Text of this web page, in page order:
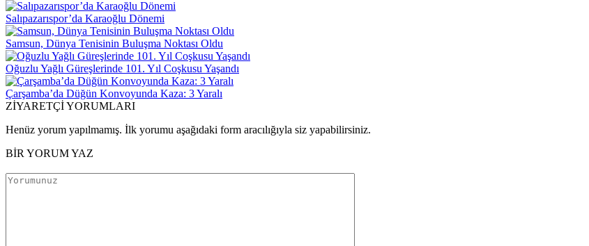
Salıpazarıspor’da Karaoğlu Dönemi
Samsun, Dünya Tenisinin Buluşma Noktası Oldu
Oğuzlu Yağlı Güreşlerinde 101. Yıl Coşkusu Yaşandı
Çarşamba’da Düğün Konvoyunda Kaza: 3 Yaralı
ZİYARETÇİ YORUMLARI
Henüz yorum yapılmamış. İlk yorumu aşağıdaki form aracılığıyla siz yapabilirsiniz.
BİR YORUM YAZ